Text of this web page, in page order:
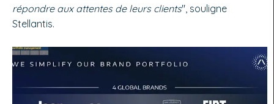
répondre aux attentes de leurs clients", souligne
Stellantis.